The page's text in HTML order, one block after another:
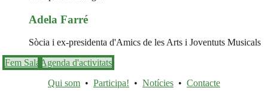
Adela Farré
Sòcia i ex-presidenta d'Amics de les Arts i Joventuts Musicals
Fem Sala Agenda d'activitats
Qui som • Participa! • Notícies • Contacte